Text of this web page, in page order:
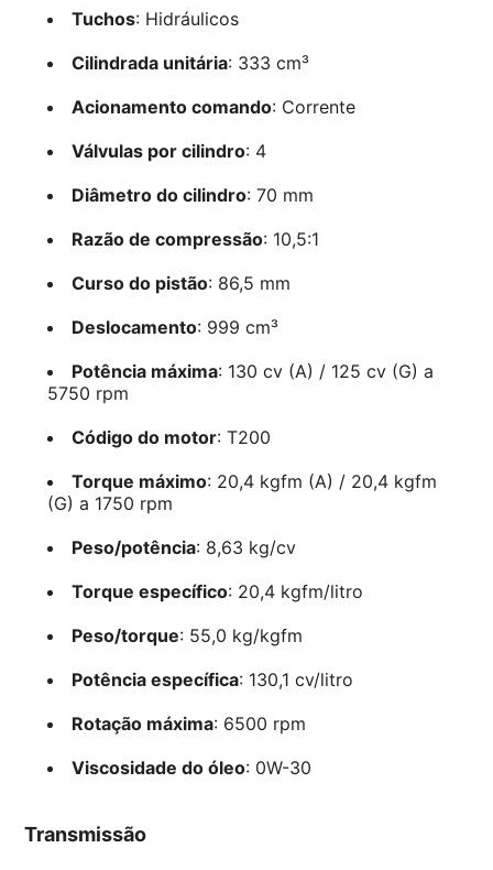
Tuchos: Hidráulicos
Cilindrada unitária: 333 cm³
Acionamento comando: Corrente
Válvulas por cilindro: 4
Diâmetro do cilindro: 70 mm
Razão de compressão: 10,5:1
Curso do pistão: 86,5 mm
Deslocamento: 999 cm³
Potência máxima: 130 cv (A) / 125 cv (G) a
5750 rpm
Código do motor: T200
Torque máximo: 20,4 kgfm (A) / 20,4 kgfm
(G) a 1750 rpm
Peso/potência: 8,63 kg/cv
Torque específico: 20,4 kgfm/litro
Peso/torque: 55,0 kg/kgfm
Potência específica: 130,1 cv/litro
Rotação máxima: 6500 rpm
Viscosidade do óleo: 0W-30
Transmissão